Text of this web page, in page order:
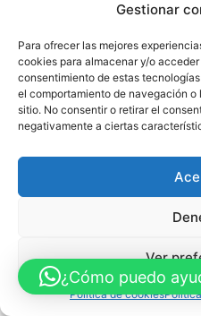
Gestionar
Para ofrecer las mejores
cookies para almacenar y/o
consentimiento de estas
el comportamiento de navegación
sitio. No consentir o retirar el
negativamente a ciertas
Ver
Política de cookies
© Guia Telefónica de Empresas
¿Cómo puedo